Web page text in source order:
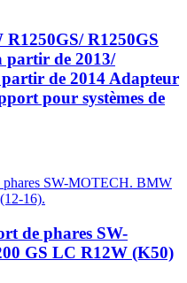
R1250GS
partir de 2013/
de 2014 Adapteur
pour systèmes de
de phares SW-
GS LC R12W (K50)